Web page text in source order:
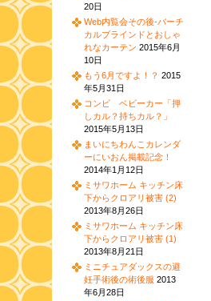
20日
Web内覧会その後-バーチ
カルブラインドとおしゃ
れなカーテン 2015年6月
10日
もう6月ですよ！？ 2015
年5月31日
コンビ ベビーカー「押
しカル？持ちカル？」
2015年5月13日
まいにちわんこカレンダ
ーにいおん掲載記念！
2014年1月12日
ミサワホーム キッチン床
下からクロアリ被害 (2)
2013年8月26日
ミサワホーム キッチン床
下からクロアリ被害 (1)
2013年8月21日
ミニチュアダックスの避
妊手術後の術後服 2013
年6月28日